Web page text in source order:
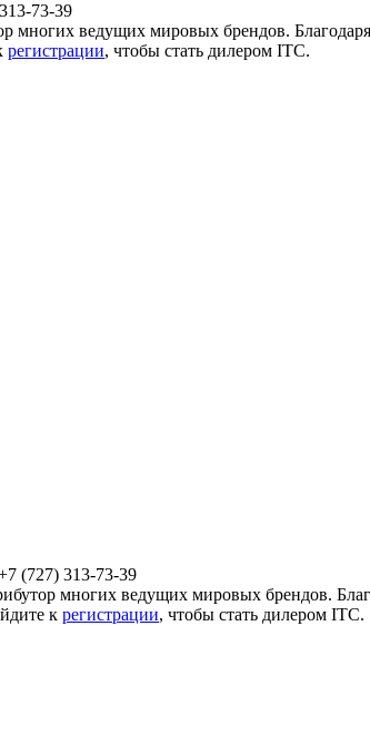
73-39
многих ведущих мировых брендов.
регистрации, чтобы стать дилером ITC.
(727) 313-73-39
многих ведущих мировых брендов.
к регистрации, чтобы стать дилером ITC.